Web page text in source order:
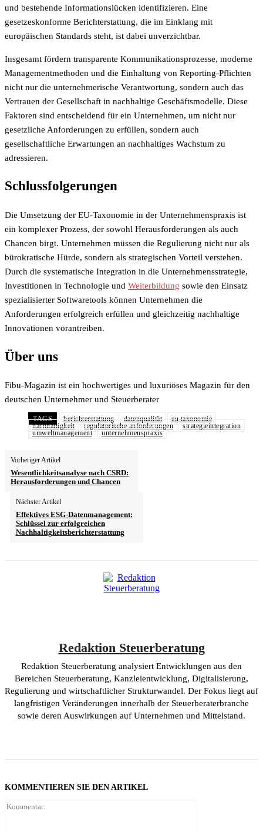
und bestehende Informationslücken identifizieren. Eine
gesetzeskonforme Berichterstattung, die im Einklang mit
europäischen Standards steht, ist dabei unverzichtbar.
Insgesamt fördern transparente Kommunikationsprozesse, moderne
Managementmethoden und die Einhaltung von Reporting-Pflichten
nicht nur die unternehmerische Verantwortung, sondern auch das
Vertrauen der Gesellschaft in nachhaltige Geschäftsmodelle. Diese
Faktoren sind entscheidend für ein Unternehmen, um nicht nur
gesetzliche Anforderungen zu erfüllen, sondern auch
gesellschaftliche Erwartungen an nachhaltiges Wachstum zu
adressieren.
Schlussfolgerungen
Die Umsetzung der EU-Taxonomie in der Unternehmenspraxis ist
ein komplexer Prozess, der sowohl Herausforderungen als auch
Chancen birgt. Unternehmen müssen die Regulierung nicht nur als
bürokratische Hürde, sondern als strategischen Vorteil verstehen.
Durch die systematische Integration in die Unternehmensstrategie,
Investitionen in Technologie und Weiterbildung sowie den Einsatz
spezialisierter Softwaretools können Unternehmen die
Anforderungen erfolgreich erfüllen und gleichzeitig nachhaltige
Innovationen vorantreiben.
Über uns
Fibu-Magazin ist ein hochwertiges und luxuriöses Magazin für den
deutschen Unternehmer und Steuerberater
TAGS berichterstattung datenqualität
eu taxonomie
nachhaltigkeit
regulatorische anforderungen
strategieintegration
umweltmanagement
unternehmenspraxis
Vorheriger Artikel
Wesentlichkeitsanalyse nach CSRD:
Herausforderungen und Chancen
Nächster Artikel
Effektives ESG-Datenmanagement:
Schlüssel zur erfolgreichen
Nachhaltigkeitsberichterstattung
Redaktion Steuerberatung
Redaktion Steuerberatung analysiert Entwicklungen aus den
Bereichen Steuerberatung, Kanzleientwicklung, Digitalisierung,
Regulierung und wirtschaftlicher Strukturwandel. Der Fokus liegt auf
langfristigen Veränderungen innerhalb der Steuerberaterbranche
sowie deren Auswirkungen auf Unternehmen und Mittelstand.
KOMMENTIEREN SIE DEN ARTIKEL